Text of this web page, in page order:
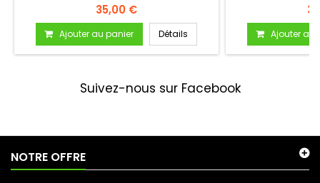
35,00 €
Ajouter au panier Détails Ajouter au
Suivez-nous sur Facebook
NOTRE OFFRE